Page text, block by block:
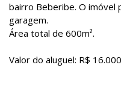
bairro Beberibe. O imóvel
garagem.
Área total de 600m².
Valor do aluguel: R$